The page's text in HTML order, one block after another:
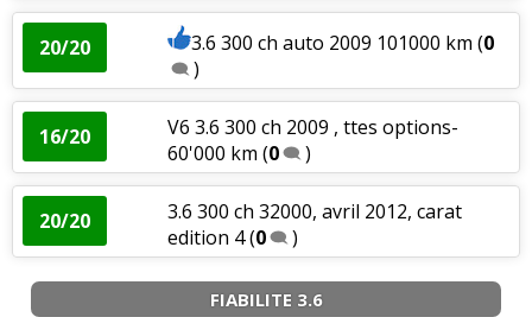
20/20
3.6 300 ch auto 2009 101000 km (0
)
16/20
V6 3.6 300 ch 2009 , ttes options-
60'000 km (0 )
20/20
3.6 300 ch 32000, avril 2012, carat
edition 4(0 )
FIABILITE 3.6